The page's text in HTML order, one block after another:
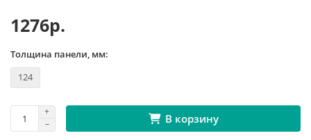
1276р.
Толщина панели, мм:
124
В корзину